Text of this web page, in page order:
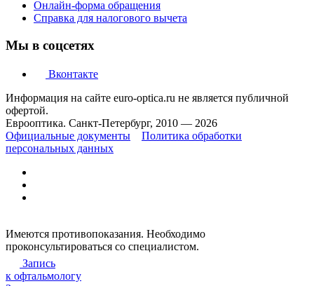
Онлайн-форма обращения
Справка для налогового вычета
Мы в соцсетях
Вконтакте
Информация на сайте euro-optica.ru не является публичной
офертой.
Еврооптика. Санкт-Петербург, 2010 — 2026
Официальные документы
Политика обработки
персональных данных
Имеются противопоказания. Необходимо
проконсультироваться со специалистом.
Запись
к офтальмологу